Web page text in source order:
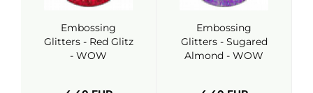
Embossing
Glitters - Red Glitz
- WOW
Embossing
Glitters - Sugared
Almond - WOW